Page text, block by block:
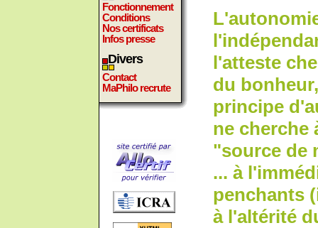
Fonctionnement
Conditions
Nos certificats
Infos presse
Divers
Contact
MaPhilo recrute
l'atteste
du
principe
ne cherche
"source de
... à
penchants
à l'altérité